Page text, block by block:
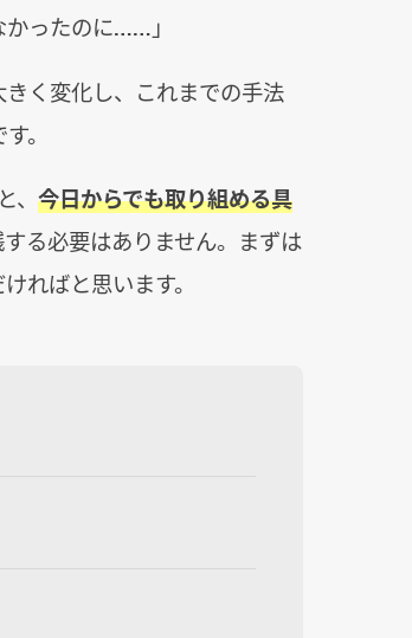
かったのに……」
く変化し、これまでの手法
。
、 今日からでも取り組める具
る必要はありません。まずは
ればと思います。